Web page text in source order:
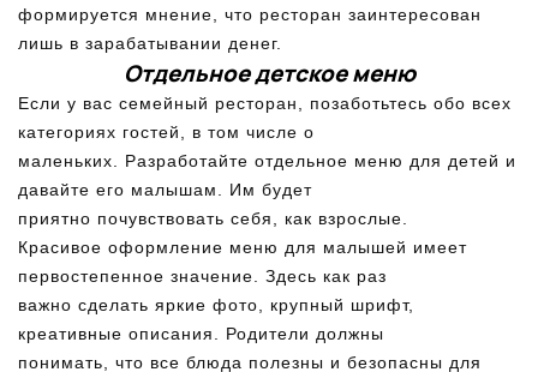
формируется мнение, что ресторан заинтересован
лишь в зарабатывании денег.
Отдельное детское меню
Если у вас семейный ресторан, позаботьтесь обо всех
категориях гостей, в том числе о
маленьких. Разработайте отдельное меню для детей и
давайте его малышам. Им будет
приятно почувствовать себя, как взрослые.
Красивое оформление меню для малышей имеет
первостепенное значение. Здесь как раз
важно сделать яркие фото, крупный шрифт,
креативные описания. Родители должны
понимать, что все блюда полезны и безопасны для